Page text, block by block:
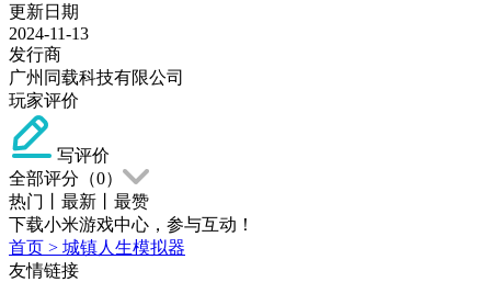
更新日期
2024-11-13
发行商
广州同载科技有限公司
玩家评价
写评价
全部评分（0）
热门
最新
最赞
下载小米游戏中心，参与互动！
首页 > 城镇人生模拟器
友情链接